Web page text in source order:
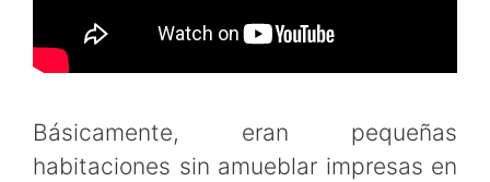
Básicamente, eran pequeñas
habitaciones sin amueblar impresas en